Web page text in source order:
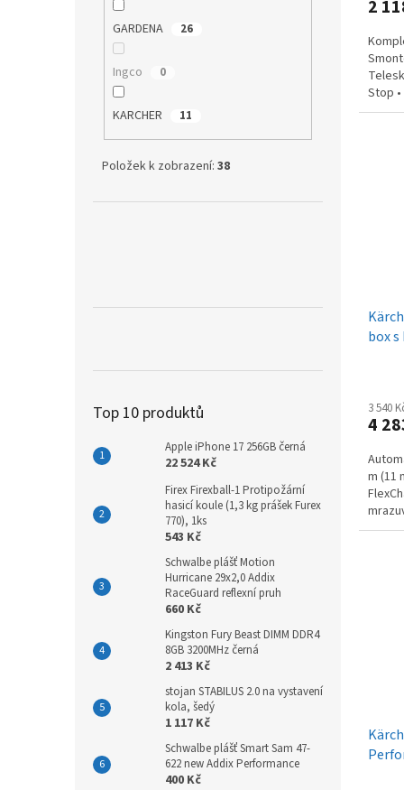
GARDENA 26
Ingco 0
KARCHER 11
Položek k zobrazení: 38
Top 10 produktů
Apple iPhone 17 256GB černá
22 524 Kč
Firex Firexball-1 Protipožární
hasicí koule (1,3 kg prášek Furex
770), 1ks
543 Kč
Schwalbe plášť Motion
Hurricane 29x2,0 Addix
RaceGuard reflexní pruh
660 Kč
Kingston Fury Beast DIMM DDR4
8GB 3200MHz černá
2 413 Kč
stojan STABILUS 2.0 na vystavení
kola, šedý
1 117 Kč
Schwalbe plášť Smart Sam 47-
622 new Addix Performance
400 Kč
2
Stop
Max.
box
3 540
4
m (11